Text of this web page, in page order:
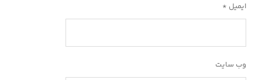
ایمیل *
وب‌ سایت